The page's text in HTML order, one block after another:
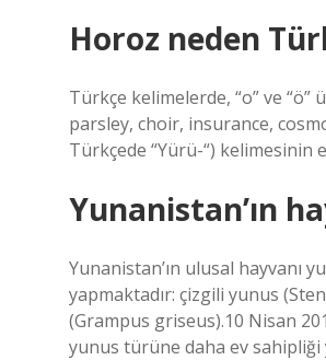
Horoz neden
Türkçe kelimelerde, “o” ve
parsley, choir, insurance,
Türkçede “Yürü-“) kelimesinin
Yunanistan’ın
Yunanistan’ın ulusal hayvanı
yapmaktadır: çizgili yunus
(Grampus griseus).10 Nisan
yunus türüne daha ev